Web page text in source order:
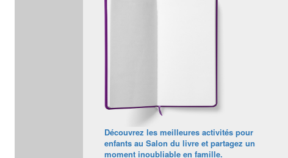
Découvrez les meilleures activités pour
enfants au Salon du livre et partagez un
moment inoubliable en famille.